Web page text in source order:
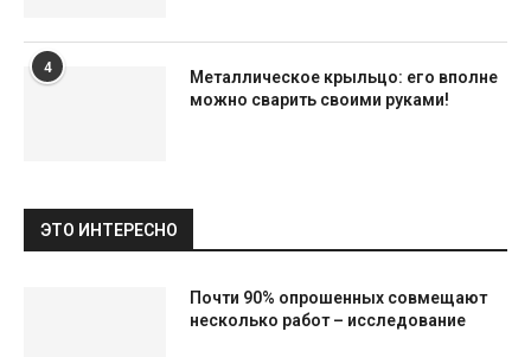
4
Металлическое крыльцо: его вполне
можно сварить своими руками!
ЭТО ИНТЕРЕСНО
Почти 90% опрошенных совмещают
несколько работ – исследование